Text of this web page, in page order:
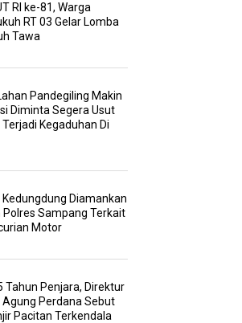
RI ke-81, Warga
RT 03 Gelar Lomba
Tawa
Pandegiling Makin
Diminta Segera Usut
Kegaduhan Di
Kedungdung Diamankan
Sampang Terkait
Motor
Tahun Penjara, Direktur
Agung Perdana Sebut
Pacitan Terkendala